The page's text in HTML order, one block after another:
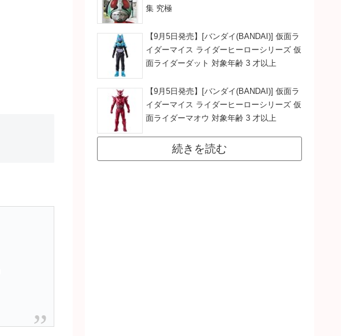
集 究極
【9月5日発売】[バンダイ(BANDAI)] 仮面ラ
イダーマイス ライダーヒーローシリーズ 仮
面ライダーダット 対象年齢 3 才以上
【9月5日発売】[バンダイ(BANDAI)] 仮面ラ
イダーマイス ライダーヒーローシリーズ 仮
面ライダーマオウ 対象年齢 3 才以上
続きを読む